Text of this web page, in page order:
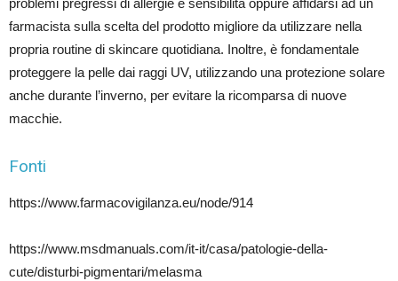
problemi pregressi di allergie e sensibilità oppure affidarsi ad un
farmacista sulla scelta del prodotto migliore da utilizzare nella
propria routine di skincare quotidiana. Inoltre, è fondamentale
proteggere la pelle dai raggi UV, utilizzando una protezione solare
anche durante l’inverno, per evitare la ricomparsa di nuove
macchie.
Fonti
https://www.farmacovigilanza.eu/node/914
https://www.msdmanuals.com/it-it/casa/patologie-della-
cute/disturbi-pigmentari/melasma